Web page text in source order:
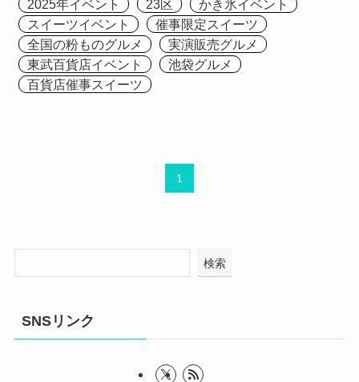
2025年イベント
23区
かき氷イベント
スイーツイベント
催事限定スイーツ
全国の粉ものグルメ
実演販売グルメ
東武百貨店イベント
池袋グルメ
百貨店催事スイーツ
1
検索
SNSリンク